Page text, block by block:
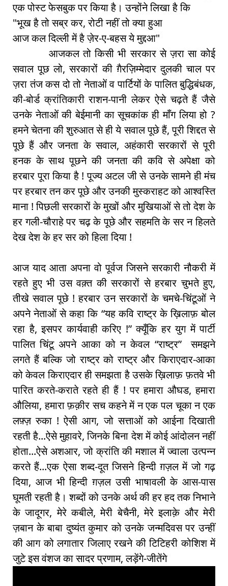
एक पोस्ट फेसबुक पर किया है। उन्होंने लिखा है कि
"भूख है तो सब्र कर, रोटी नहीं तो क्या हुआ
आज कल दिल्ली में है ज़ेर-ए-बहस ये मुद्दआ"
आजकल तो किसी भी सरकार से ज़रा सा कोई
सवाल पूछ लो, सरकारों की ग़ैरज़िम्मेदार दुलकी चाल पर
ज़रा तंज कस दो तो नेताओं व पार्टियों के पालित बुद्धिबंधक,
की-बोर्ड क्रांतिकारी राशन-पानी लेकर ऐसे चढ़ते हैं जैसे
उनके नेताओं की बेईमानी का सूचकांक ही माँग लिया हो ?
हमने चेतना की शुरुआत से ही ये सवाल पूछे हैं, पूरी शिद्दत से
पूछे हैं और जनता के सवाल, अहंकारी सरकारों से पूरी
हनक के साथ पूछने की जनता की कवि से अपेक्षा को
हरबार पूरा किया है ! पूज्य अटल जी से उनके सामने ही मंच
पर हरबार तन कर पूछे और उनकी मुस्कराहट को आश्वस्ति
माना ! पिछली सरकारों के मुखों और मुखियाओं से तो देश के
हर गली-चौराहे पर चढ़ के पूछे और सहमति के सर न हिलते
देख देश के हर सर को हिला दिया !
आज याद आता अपना वो पूर्वज जिसने सरकारी नौकरी में
रहते हुए भी उस वक़्त की सरकारों से हरबार चुभते हुए,
तीखे सवाल पूछे ! हरबार उन सरकारों के चमचे-चिंटूओं ने
अपने नेताओं से कहा कि “यह कवि राष्ट्र के ख़िलाफ़ बोल
रहा है, इसपर कार्यवाही करिए !” क्यूँकि हर युग में पार्टी
पालित चिंटू अपने आका को न केवल “राष्ट्र” समझने
लगते हैं बल्कि जो राष्ट्र को राष्ट्र और किराएदार-आका
को केवल किराएदार ही समझता है उसके ख़िलाफ़ फ़तवे भी
पारित करते-कराते रहते ही हैं ! पर हमारा औघड, हमारा
औलिया, हमारा फ़क़ीर सच कहने में न एक पल चूका न एक
लफ़्ज़ रुका ! ऐसी आग, जो सत्ताओं को आईना दिखाती
रहती है...ऐसे मुहावरे, जिनके बिना देश में कोई आंदोलन नहीं
होता...ऐसे अशआर, जो क्रांति की मशाल में ज्वाला उत्पन्न
करते हैं...एक ऐसा शब्द-दूत जिसने हिन्दी ग़ज़ल में जो गढ़
दिया, आज भी हिन्दी ग़ज़ल उसी भाषावली के आस-पास
घूमती रहती है। शब्दों को उनके अर्थ की हर हद तक निभाने
के जादूगर, मेरे कबीले, मेरी बेचैनी, मेरे इलाक़े और मेरी
ज़बान के बाबा दुष्यंत कुमार को उनके जन्मदिवस पर उन्हीं
की आग को लगातार जिलाए रखने की टिटिहरी कोशिश में
जुटे इस वंशज का सादर प्रणाम, लड़ेंगे-जीतेंगे